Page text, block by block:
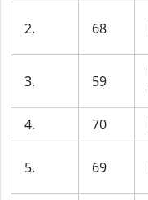
2. 68
3. 59
4. 70
5. 69